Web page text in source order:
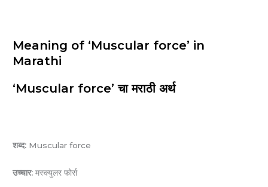
Meaning of ‘Muscular force’ in
Marathi
‘Muscular force’ चा मराठी अर्थ
शब्द: Muscular force
उच्चार: मस्क्युलर फोर्स